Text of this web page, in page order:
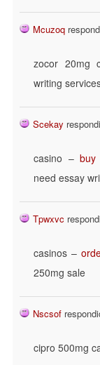
Mcuzoq
zocor 20mg
writing
Scekay
casino –
need essay
Tpwxvc
casinos –
250mg sale
Nscsof
cipro 500mg